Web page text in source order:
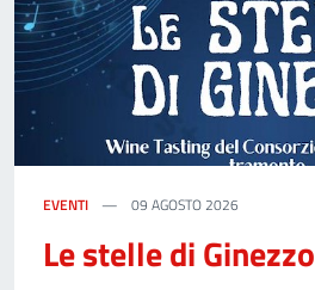
EVENTI 09 AGOSTO 2026
Le stelle di Ginezzo